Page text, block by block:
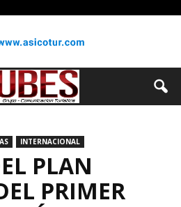
INTERNACIONAL
PLAN
PRIMER